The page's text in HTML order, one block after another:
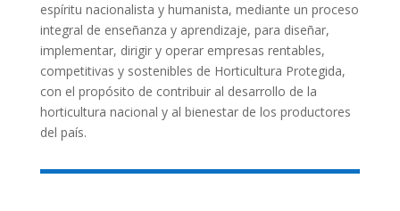
espíritu nacionalista y humanista, mediante un proceso
integral de enseñanza y aprendizaje, para diseñar,
implementar, dirigir y operar empresas rentables,
competitivas y sostenibles de Horticultura Protegida,
con el propósito de contribuir al desarrollo de la
horticultura nacional y al bienestar de los productores
del país.